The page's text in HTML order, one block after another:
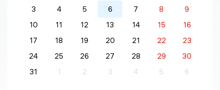
3
4 5 6 7 8
9
10
11 12 13 14 15
16
17
18 19 20 21 22
23
24
25 26 27 28 29
30
31
1 2 3 4 5 6